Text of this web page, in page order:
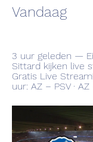
Vandaag
3 uur geleden —
Sittard kijken live
Gratis Live
uur: AZ – PSV ·